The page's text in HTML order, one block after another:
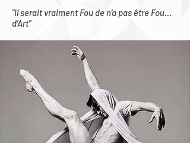
"Il serait vraiment Fou de n’a pas être Fou…
d’Art"